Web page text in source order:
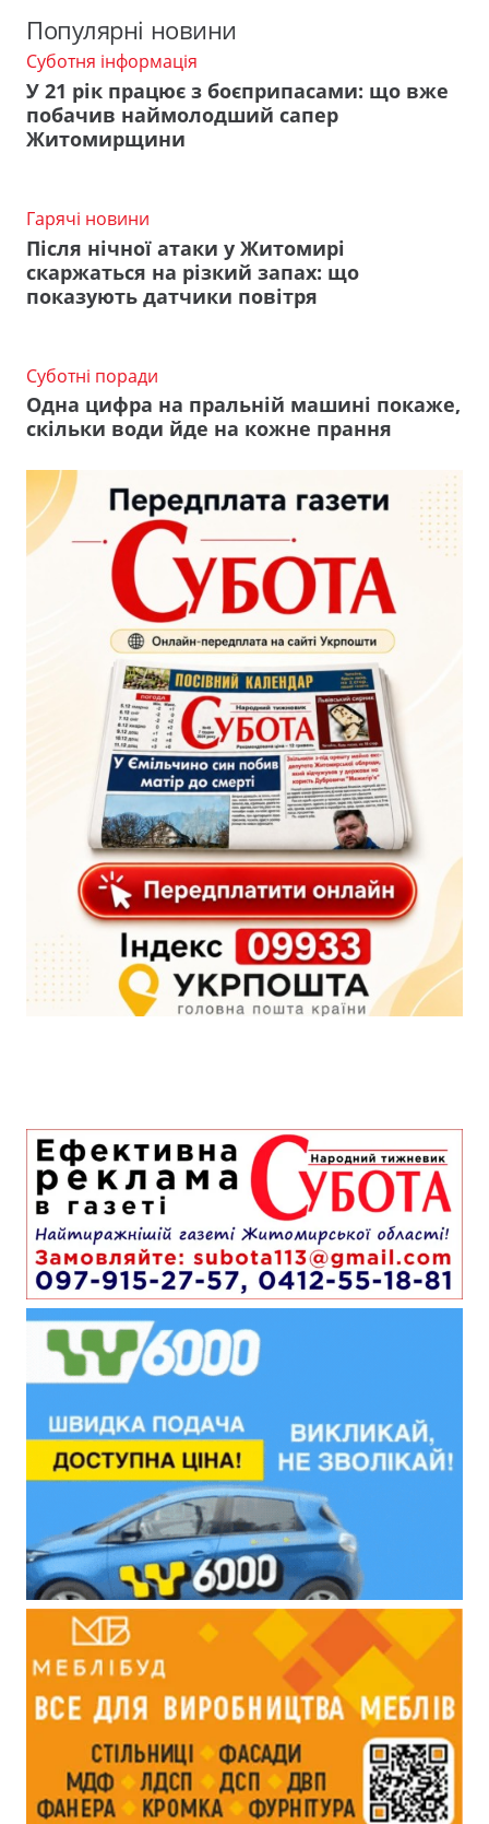
Популярні новини
Суботня інформація
У 21 рік працює з боєприпасами: що вже
побачив наймолодший сапер
Житомирщини
Гарячі новини
Після нічної атаки у Житомирі
скаржаться на різкий запах: що
показують датчики повітря
Суботні поради
Одна цифра на пральній машині покаже,
скільки води йде на кожне прання